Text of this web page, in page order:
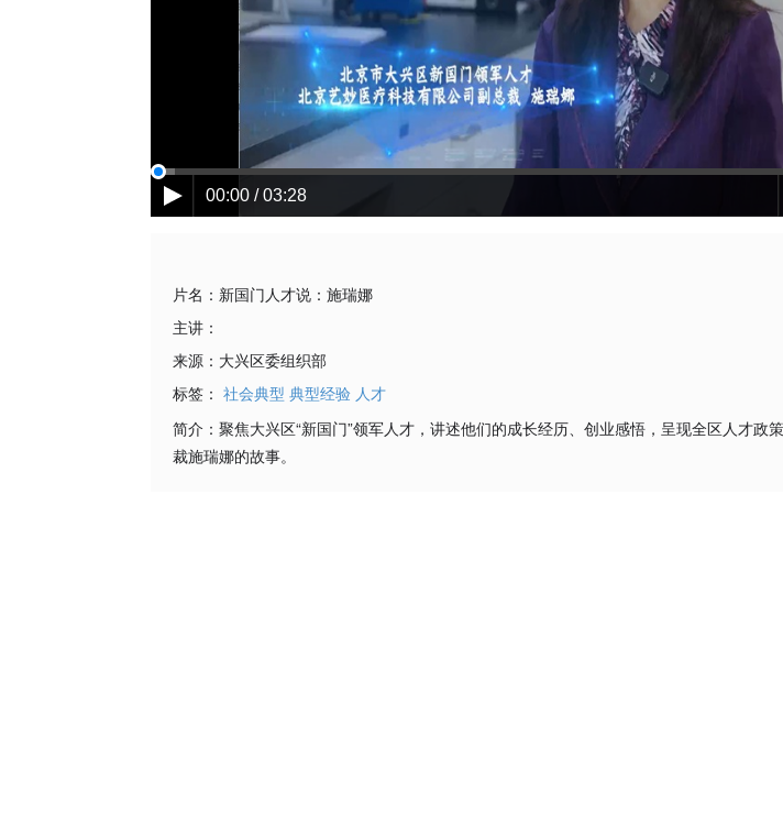
00:00 / 03:28
片名： 新国门人才说：施瑞娜
主讲：
来源： 大兴区委组织部
标签： 社会典型 典型经验 人才
简介： 聚焦大兴区“新国门”领军人才，讲述他们的成长经历、创业感悟，呈现全区人才
裁施瑞娜的故事。